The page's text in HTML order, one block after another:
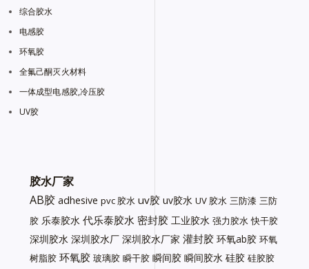
综合胶水
电感胶
环氧胶
全氟己酮灭火材料
一体成型电感胶,冷压胶
UV胶
胶水厂家
AB胶 adhesive pvc 胶水 uv胶 uv胶水 UV 胶水 三防漆 三防
胶 乐泰胶水 代乐泰胶水 密封胶 工业胶水 强力胶水 快干胶
深圳胶水 深圳胶水厂 深圳胶水厂家 灌封胶 环氧ab胶 环氧
树脂胶 环氧胶 玻璃胶 瞬干胶 瞬间胶 瞬间胶水 硅胶 硅胶胶